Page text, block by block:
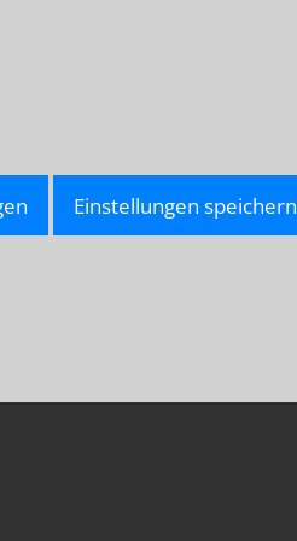
Einstellungen speichern